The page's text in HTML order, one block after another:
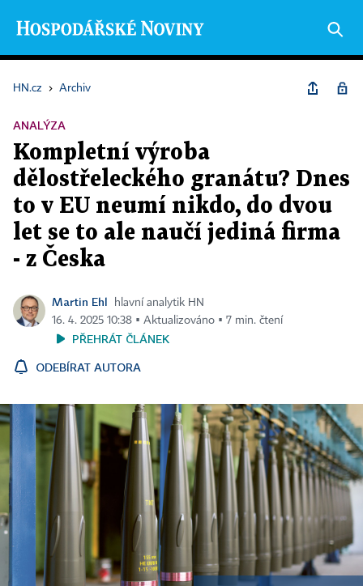
HN.cz › Archiv
ANALÝZA
Kompletní výroba
dělostřeleckého granátu? Dnes
to v EU neumí nikdo, do dvou
let se to ale naučí jediná firma
- z Česka
Martin Ehl
hlavní analytik HN
16. 4. 2025 10:38 ▪ Aktualizováno ▪ 7 min. čtení
PŘEHRÁT ČLÁNEK
ODEBÍRAT AUTORA